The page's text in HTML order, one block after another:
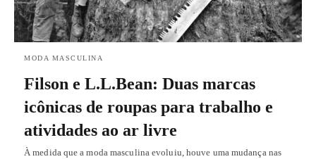
MODA MASCULINA
Filson e L.L.Bean: Duas marcas
icônicas de roupas para trabalho e
atividades ao ar livre
À medida que a moda masculina evoluiu, houve uma mudança nas